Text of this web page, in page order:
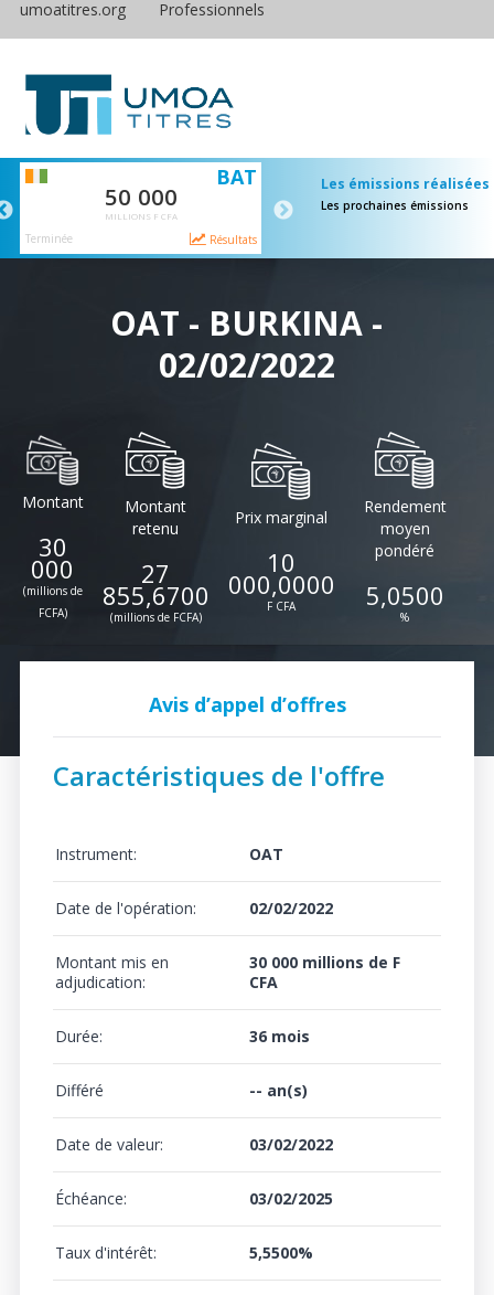
umoatitres.org Professionnels
BAT
50 000
MILLIONS F CFA
Terminée Résultats
65 000
Les émissions réalisées
Les prochaines émissions
OAT - BURKINA -
02/02/2022
Montant
30
000
(millions de
FCFA)
Montant
retenu
27
855,6700
(millions de FCFA)
Prix marginal
10
000,0000
F CFA
Rendement
moyen
pondéré
5,0500
%
Avis d’appel d’offres
Caractéristiques de l'offre
Instrument: OAT
Date de l'opération: 02/02/2022
Montant mis en
adjudication:
30 000 millions de F
CFA
Durée: 36 mois
Différé -- an(s)
Date de valeur: 03/02/2022
Échéance: 03/02/2025
Taux d'intérêt: 5,5500%